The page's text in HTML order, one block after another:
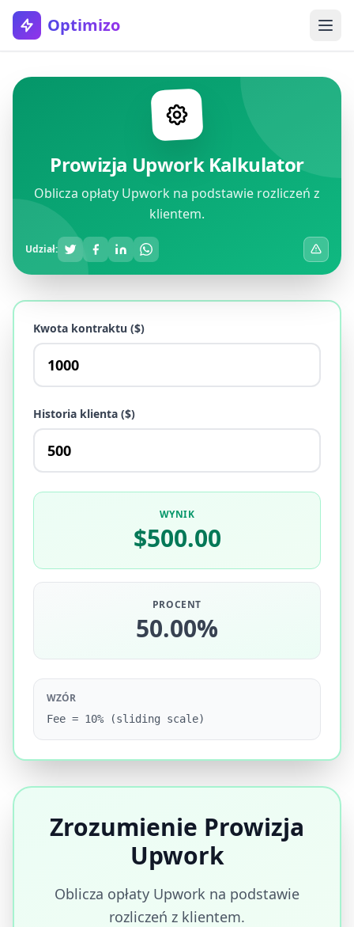
Optimizo
Prowizja Upwork Kalkulator
Oblicza opłaty Upwork na podstawie rozliczeń z
klientem.
Udział:
Kwota kontraktu ($)
Historia klienta ($)
WYNIK
$500.00
PROCENT
50.00%
WZÓR
Fee = 10% (sliding scale)
Zrozumienie Prowizja
Upwork
Oblicza opłaty Upwork na podstawie
rozliczeń z klientem.